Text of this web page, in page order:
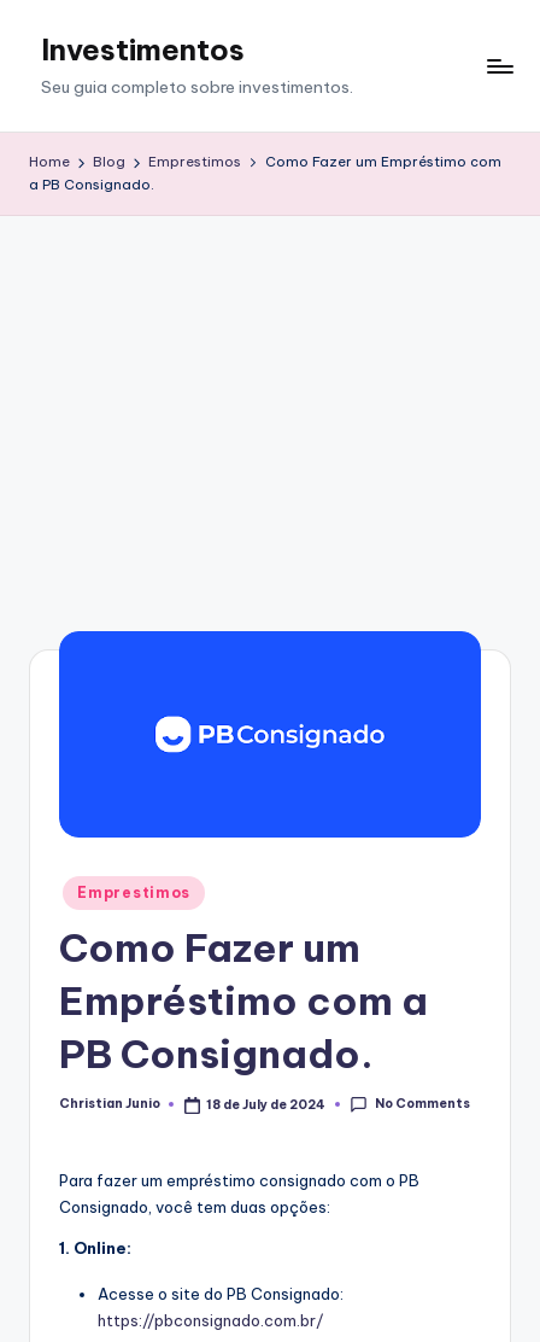
Investimentos
Seu guia completo sobre investimentos.
Home Blog Emprestimos
Como Fazer um Empréstimo com
a PB Consignado.
Posted
in
Emprestimos
Como Fazer um
Empréstimo com a
PB Consignado.
Posted
Christian Junio 18 de July de 2024 No Comments
Para fazer um empréstimo consignado com o PB
Consignado, você tem duas opções:
1. Online:
Acesse o site do PB Consignado:
https://pbconsignado.com.br/